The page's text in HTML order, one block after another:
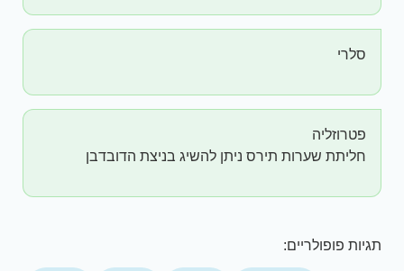
סלרי
פטרוזליה
חליתת שערות תירס ניתן להשיג בניצת הדובדבן
תגיות פופולריים: